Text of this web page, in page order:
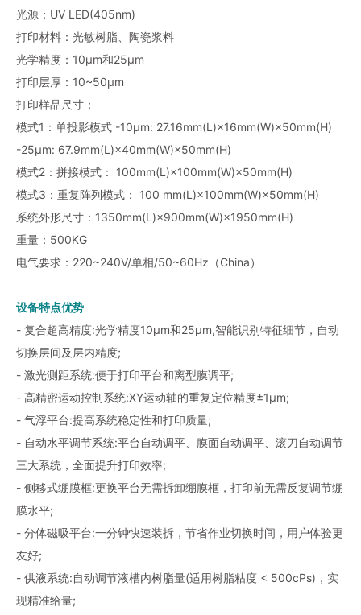
光源：UV LED(405nm)
打印材料：光敏树脂、陶瓷浆料
光学精度：10μm和25μm
打印层厚：10~50μm
打印样品尺寸：
模式1：单投影模式 -10μm: 27.16mm(L)×16mm(W)×50mm(H)
-25μm: 67.9mm(L)×40mm(W)×50mm(H)
模式2：拼接模式： 100mm(L)×100mm(W)×50mm(H)
模式3：重复阵列模式： 100 mm(L)×100mm(W)×50mm(H)
系统外形尺寸：1350mm(L)×900mm(W)×1950mm(H)
重量：500KG
电气要求：220~240V/单相/50~60Hz（China）
设备特点优势
- 复合超高精度:光学精度10μm和25μm,智能识别特征细节，自动
切换层间及层内精度;
- 激光测距系统:便于打印平台和离型膜调平;
- 高精密运动控制系统:XY运动轴的重复定位精度±1μm;
- 气浮平台:提高系统稳定性和打印质量;
- 自动水平调节系统:平台自动调平、膜面自动调平、滚刀自动调节
三大系统，全面提升打印效率;
- 侧移式绷膜框:更换平台无需拆卸绷膜框，打印前无需反复调节绷
膜水平;
- 分体磁吸平台:一分钟快速装拆，节省作业切换时间，用户体验更
友好;
- 供液系统:自动调节液槽内树脂量(适用树脂粘度 < 500cPs)，实
现精准给量;